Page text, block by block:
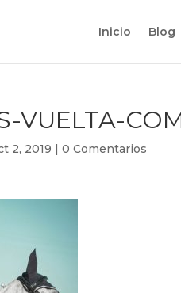
Inicio Blog
VUELTA-
2, 2019 |0 Comentarios